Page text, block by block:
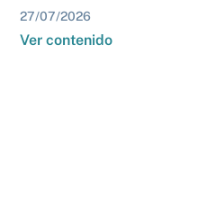
27/07/2026
Ver contenido